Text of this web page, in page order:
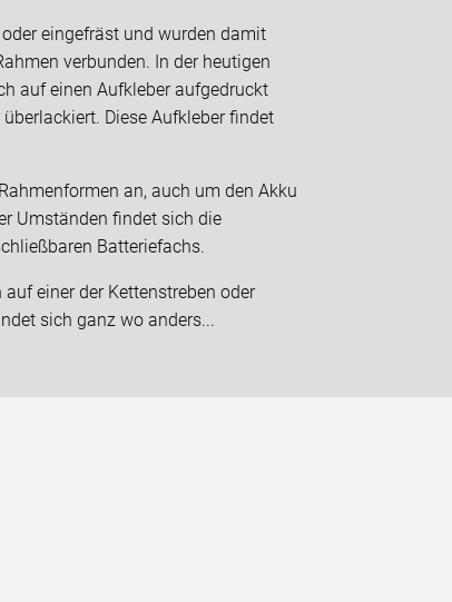
eingefräst und wurden damit
verbunden. In der heutigen
auf einen Aufkleber aufgedruckt
Diese Aufkleber findet
an, auch um den Akku
Umständen findet sich die
Batteriefachs.
einer der Kettenstreben oder
sich ganz wo anders...